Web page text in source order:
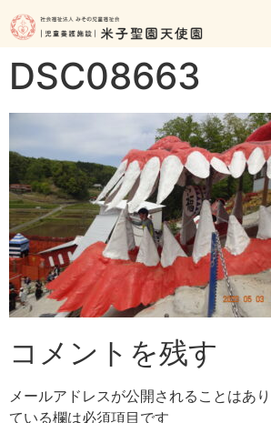
DSC08663
コメントを残す
メールアドレスが公開されることはあり
ている欄は必須項目です